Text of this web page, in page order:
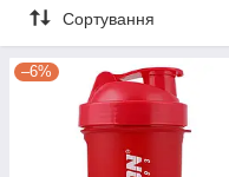
Сортування
–6%